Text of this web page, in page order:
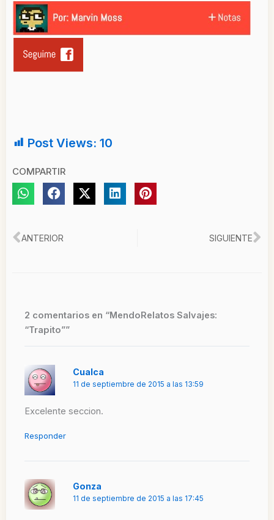
Post Views: 10
COMPARTIR
Ant
ANTERIOR SIGUIENTE
2 comentarios en “MendoRelatos Salvajes:
“Trapito””
Cualca
11 de septiembre de 2015 a las 13:59
Excelente seccion.
Responder
Gonza
11 de septiembre de 2015 a las 17:45